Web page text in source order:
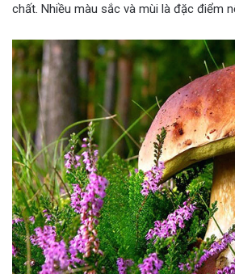
chất. Nhiều màu sắc và mùi là đặc điểm